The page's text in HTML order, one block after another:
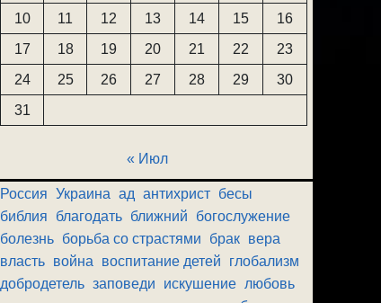
10
11 12 13 14 15
16
17
18 19 20 21 22
23
24
25 26 27 28 29
30
31
« Июл
Россия Украина ад антихрист бесы
библия
благодать ближний
богослужение
болезнь борьба со страстями брак вера
власть война воспитание детей
глобализм
добродетель заповеди искушение любовь